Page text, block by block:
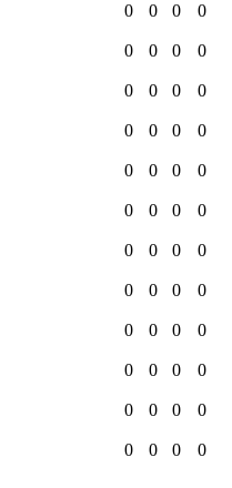
0 0 0 0
0 0 0 0
0 0 0 0
0 0 0 0
0 0 0 0
0 0 0 0
0 0 0 0
0 0 0 0
0 0 0 0
0 0 0 0
0 0 0 0
0 0 0
0